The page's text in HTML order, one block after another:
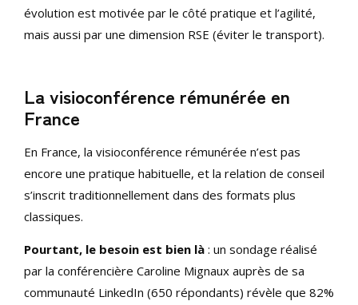
évolution est motivée par le côté pratique et l’agilité,
mais aussi par une dimension RSE (éviter le transport).
La visioconférence rémunérée en
France
En France, la visioconférence rémunérée n’est pas
encore une pratique habituelle, et la relation de conseil
s’inscrit traditionnellement dans des formats plus
classiques.
Pourtant, le besoin est bien là : un sondage réalisé
par la conférencière Caroline Mignaux auprès de sa
communauté LinkedIn (650 répondants) révèle que 82%